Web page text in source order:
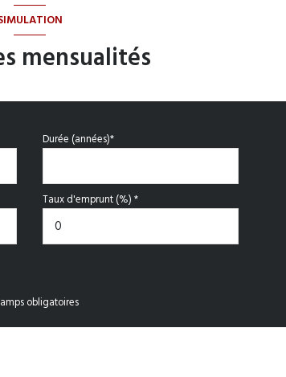
mensualités
Durée (années)*
Taux d'emprunt (%) *
obligatoires